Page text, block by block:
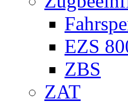
EZS
ZBS
ZAT